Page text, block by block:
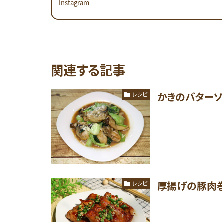
Instagram
関連する記事
レシピ かきのバター
レシピ 厚揚げの豚肉